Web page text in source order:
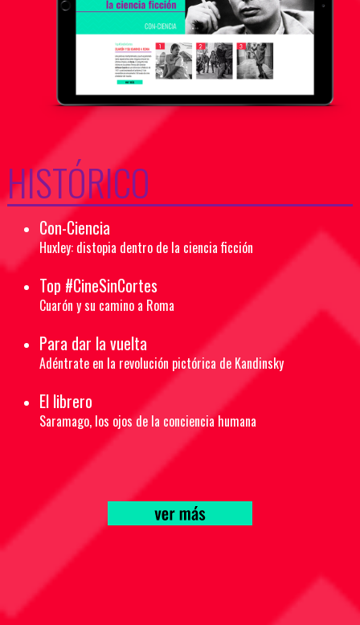
HISTÓRICO
Con-Ciencia
Huxley: distopia dentro de la ciencia ficción
Top #CineSinCortes
Cuarón y su camino a Roma
Para dar la vuelta
Adéntrate en la revolución pictórica de Kandinsky
El librero
Saramago, los ojos de la conciencia humana